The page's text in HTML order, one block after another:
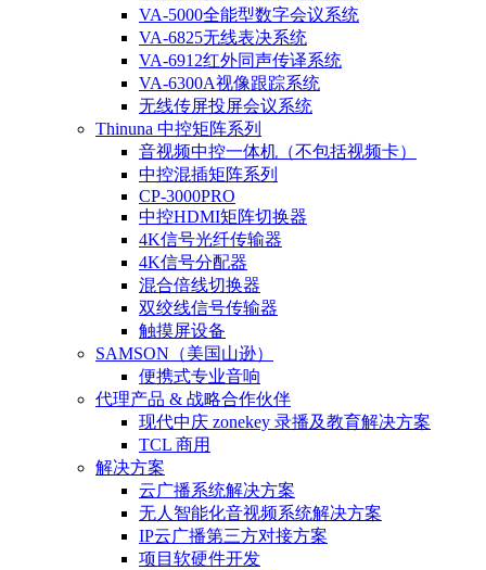
VA-5000全能型数字会议系统
VA-6825无线表决系统
VA-6912红外同声传译系统
VA-6300A视像跟踪系统
无线传屏投屏会议系统
Thinuna 中控矩阵系列
音视频中控一体机（不包括视频卡）
中控混插矩阵系列
CP-3000PRO
中控HDMI矩阵切换器
4K信号光纤传输器
4K信号分配器
混合倍线切换器
双绞线信号传输器
触摸屏设备
SAMSON（美国山逊）
便携式专业音响
代理产品 & 战略合作伙伴
现代中庆 zonekey 录播及教育解决方案
TCL 商用
解决方案
云广播系统解决方案
无人智能化音视频系统解决方案
IP云广播第三方对接方案
项目软硬件开发